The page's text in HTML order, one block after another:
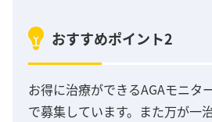
おすすめポイント2
お得に治療ができるAGAモニタ
で募集しています。また万が一